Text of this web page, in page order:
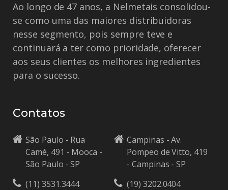
Ao longo de 47 anos, a Nelmetais consolidou-
se como uma das maiores distribuidoras
nesse segmento, pois sempre teve e
continuará a ter como prioridade, oferecer
aos seus clientes os melhores ingredientes
para o sucesso.
Contatos
São Paulo - Rua
Camé, 491 - Mooca -
São Paulo - SP
(11) 3531.3444
Campinas - Av.
Pompeo de Vitto, 419
- Campinas - SP
(19) 3202.0404